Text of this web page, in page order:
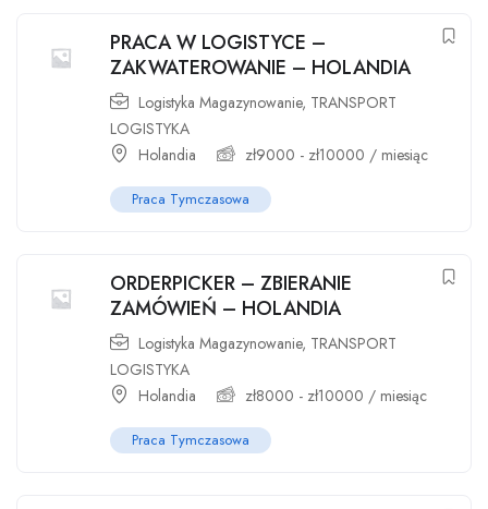
PRACA W LOGISTYCE –
ZAKWATEROWANIE – HOLANDIA
Logistyka Magazynowanie, TRANSPORT
LOGISTYKA
Holandia
zł9000 - zł10000 / miesiąc
Praca Tymczasowa
ORDERPICKER – ZBIERANIE
ZAMÓWIEŃ – HOLANDIA
Logistyka Magazynowanie, TRANSPORT
LOGISTYKA
Holandia
zł8000 - zł10000 / miesiąc
Praca Tymczasowa